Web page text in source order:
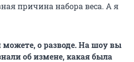
причина набора веса. А я
можете, о разводе. На шоу вы
об измене, какая была